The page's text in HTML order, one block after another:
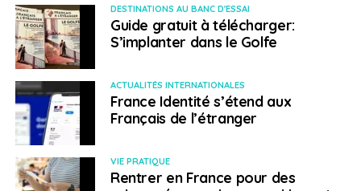
DESTINATIONS AU BANC D'ESSAI
Guide gratuit à télécharger:
S’implanter dans le Golfe
ACTUALITÉS INTERNATIONALES
France Identité s’étend aux
Français de l’étranger
VIE PRATIQUE
Rentrer en France pour des